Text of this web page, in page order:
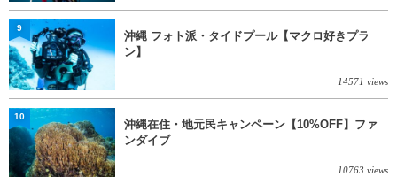
沖縄 フォト派・タイドプール【マクロ好きプラ
ン】
14571 views
9
沖縄在住・地元民キャンペーン【10%OFF】ファ
ンダイブ
10763 views
10